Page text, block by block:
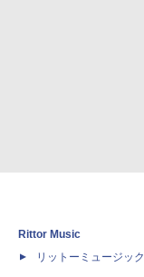
Rittor Music
リットーミュージック